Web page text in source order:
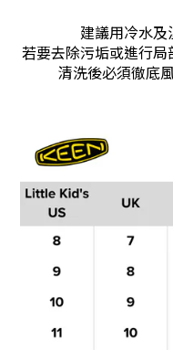
建議用冷水及
若要去除污垢或進行局
清洗後必須徹底